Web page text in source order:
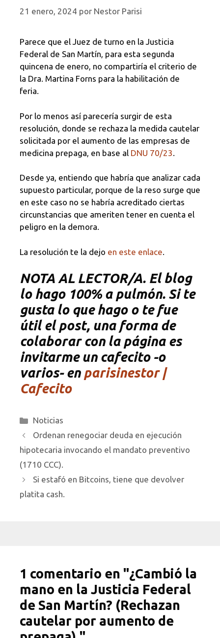
21 enero, 2024 por Nestor Parisi
Parece que el Juez de turno en la Justicia
Federal de San Martín, para esta segunda
quincena de enero, no compartiría el criterio de
la Dra. Martina Forns para la habilitación de
feria.
Por lo menos así parecería surgir de esta
resolución, donde se rechaza la medida cautelar
solicitada por el aumento de las empresas de
medicina prepaga, en base al DNU 70/23.
Desde ya, entiendo que habría que analizar cada
supuesto particular, porque de la reso surge que
en este caso no se habría acreditado ciertas
circunstancias que ameriten tener en cuenta el
peligro en la demora.
La resolución te la dejo en este enlace.
NOTA AL LECTOR/A. El blog
lo hago 100% a pulmón. Si te
gusta lo que hago o te fue
útil el post, una forma de
colaborar con la página es
invitarme un cafecito -o
varios- en parisinestor |
Cafecito
Categorías
Noticias
Ordenan renegociar deuda en ejecución
hipotecaria invocando el mandato preventivo
(1710 CCC).
Si estafó en Bitcoins, tiene que devolver
platita cash.
1 comentario en "¿Cambió la
mano en la Justicia Federal
de San Martín? (Rechazan
cautelar por aumento de